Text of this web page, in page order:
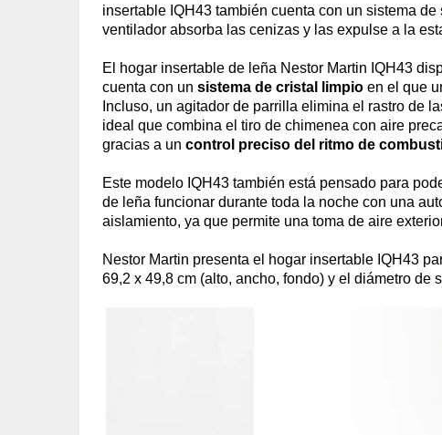
insertable IQH43 también cuenta con un sistema
ventilador absorba las cenizas y las expulse a la
El hogar insertable de leña Nestor Martin IQH43
cuenta con un sistema de cristal limpio en el que
Incluso, un agitador de parrilla elimina el rastro de
ideal que combina el tiro de chimenea con aire
gracias a un control preciso del ritmo de
Este modelo IQH43 también está pensado para
de leña funcionar durante toda la noche con una
aislamiento, ya que permite una toma de aire
Nestor Martin presenta el hogar insertable IQH43
69,2 x 49,8 cm (alto, ancho, fondo) y el diámetro de